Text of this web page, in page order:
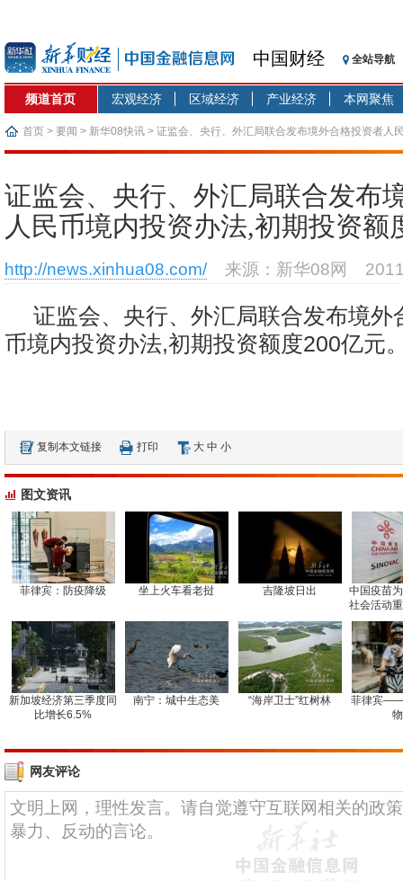
中国财经 全站导航
频道首页 宏观经济 区域经济 产业经济 本网聚焦
首页 > 要闻 > 新华08快讯 > 证监会、央行、外汇局联合发布境外合格投资者人
证监会、央行、外汇局联合发布
人民币境内投资办法,初期投资额
http://news.xinhua08.com/ 来源：新华08网
证监会、央行、外汇局联合发布境外
币境内投资办法,初期投资额度200亿元
复制本文链接 打印 大 中 小
图文资讯
菲律宾：防疫降级 坐上火车看老挝 吉隆坡日出
中国疫苗
社会活动
新加坡经济第三季度同
比增长6.5%
南宁：城中生态美 “海岸卫士”红树林
菲律宾
网友评论